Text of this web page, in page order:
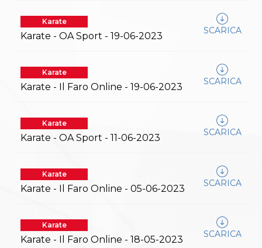
Corsi di Specializzazione
Edutraining class - Didattica infantile
Corso dirigenti sportivi
Modulistica
Documenti
Karate
Karate - OA Sport - 19-06-2023 SCARICA
Karate
Karate - Il Faro Online - 19-06-2023 SCARICA
Karate
Karate - OA Sport - 11-06-2023 SCARICA
Karate
Karate - Il Faro Online - 05-06-2023 SCARICA
Karate
Karate - Il Faro Online - 18-05-2023 SCARICA